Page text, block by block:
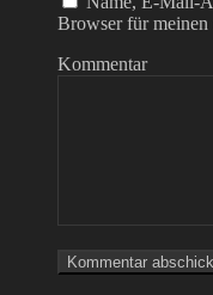
Browser für meinen
Kommentar